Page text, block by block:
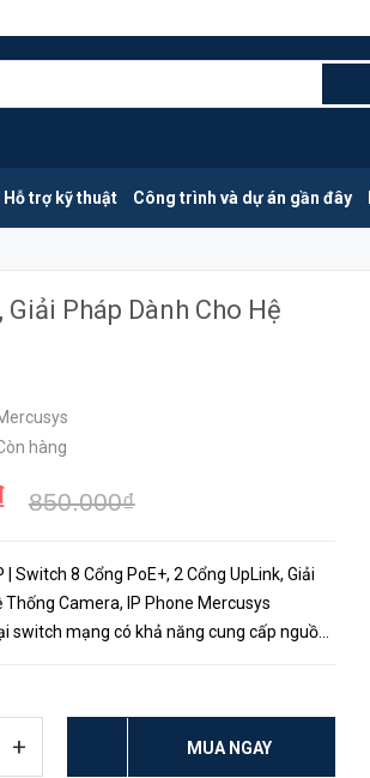
Hỗ trợ kỹ thuật Công trình và dự án gần đây
Pháp Dành Cho Hệ
hàng
850.000₫
Switch 8 Cổng PoE+, 2 Cổng UpLink, Giải
Thống Camera, IP Phone Mercusys
switch mạng có khả năng cung cấp nguồn
+ MUA NGAY
MUA NGAY